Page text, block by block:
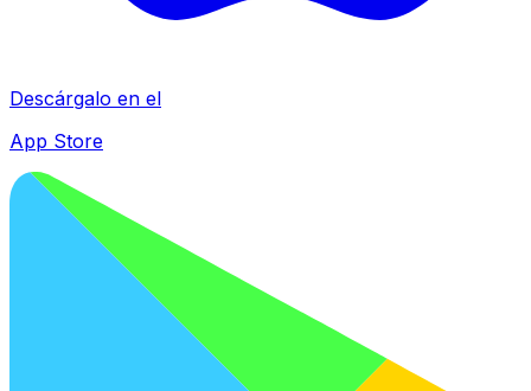
Descárgalo en el
App Store